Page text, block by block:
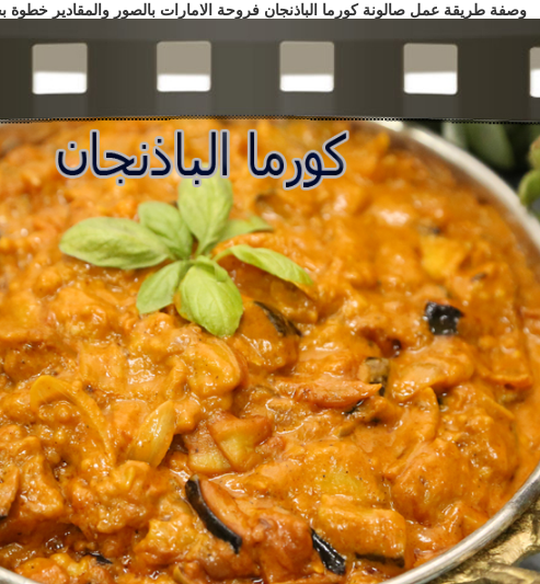
وصفة طريقة عمل صالونة كورما الباذنجان فروحة الامارات بالصور والمقادير خطوة